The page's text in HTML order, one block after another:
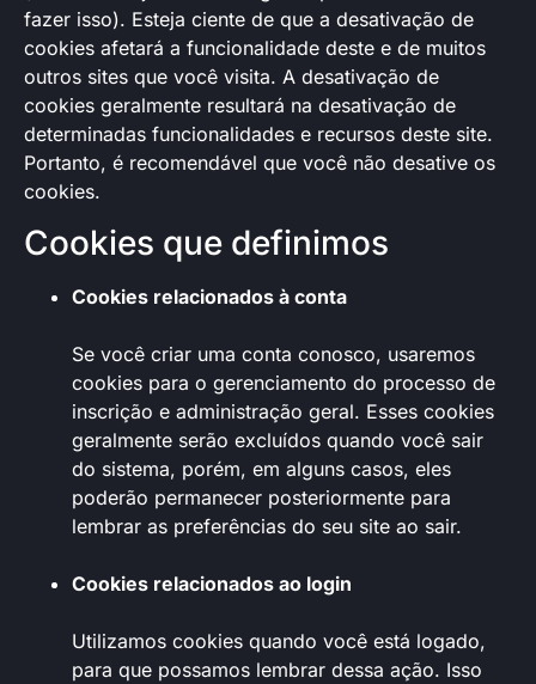
fazer isso). Esteja ciente de que a desativação de
cookies afetará a funcionalidade deste e de muitos
outros sites que você visita. A desativação de
cookies geralmente resultará na desativação de
determinadas funcionalidades e recursos deste site.
Portanto, é recomendável que você não desative os
cookies.
Cookies que definimos
Cookies relacionados à conta
Se você criar uma conta conosco, usaremos
cookies para o gerenciamento do processo de
inscrição e administração geral. Esses cookies
geralmente serão excluídos quando você sair
do sistema, porém, em alguns casos, eles
poderão permanecer posteriormente para
lembrar as preferências do seu site ao sair.
Cookies relacionados ao login
Utilizamos cookies quando você está logado,
para que possamos lembrar dessa ação. Isso